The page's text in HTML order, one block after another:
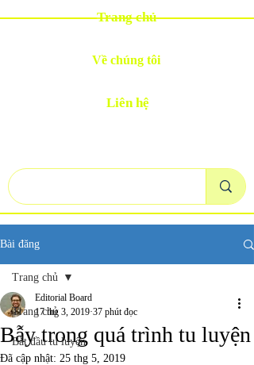
Trang chủ
Về chúng tôi
Liên hệ
Bài đăng
Trang chủ
Bắt đầu tu luyện
Trang chủ
Bẫy trong quá trình tu luyện
Editorial Board
17 thg 3, 2019 37 phút đọc
Đã cập nhật: 25 thg 5, 2019